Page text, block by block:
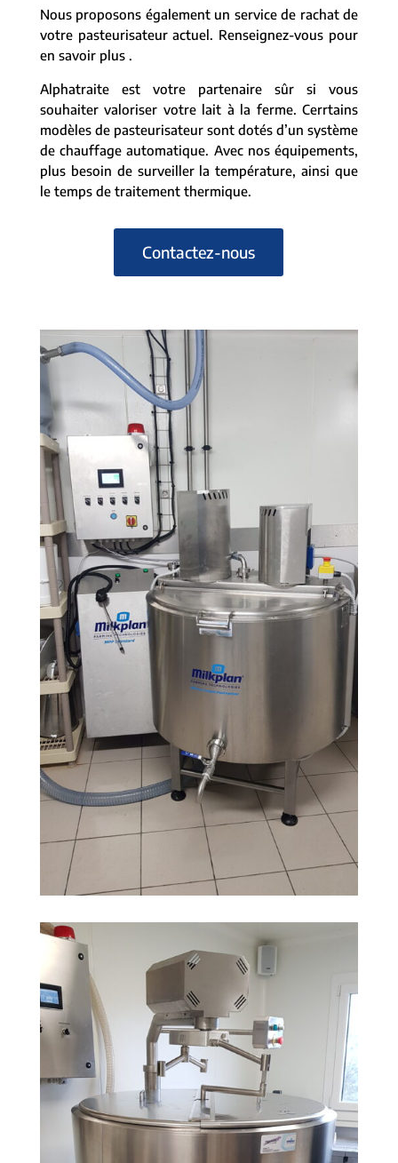
Nous proposons également un service de rachat de
votre pasteurisateur actuel. Renseignez-vous pour
en savoir plus .
Alphatraite est votre partenaire sûr si vous
souhaiter valoriser votre lait à la ferme. Cerrtains
modèles de pasteurisateur sont dotés d’un système
de chauffage automatique. Avec nos équipements,
plus besoin de surveiller la température, ainsi que
le temps de traitement thermique.
Contactez-nous